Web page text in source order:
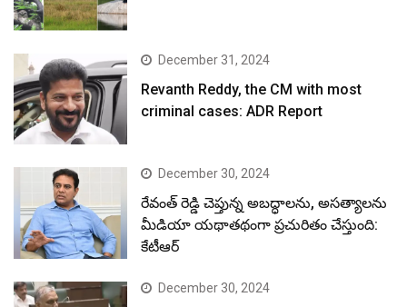
December 31, 2024
Revanth Reddy, the CM with most
criminal cases: ADR Report
December 30, 2024
రేవంత్ రెడ్డి చెప్తున్న అబద్ధాలను, అసత్యాలను
మీడియా యథాతథంగా ప్రచురితం చేస్తుంది:
కేటీఆర్
December 30, 2024